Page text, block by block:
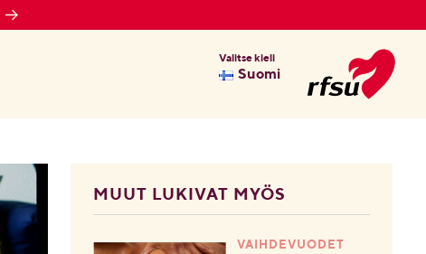
Valitse kieli
Suomi
MUUT LUKIVAT MYÖS
VAIHDEVUODET